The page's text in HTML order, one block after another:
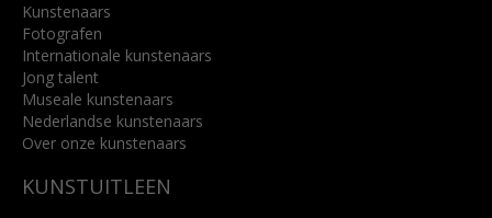
Kunstenaars
Fotografen
Internationale kunstenaars
Jong talent
Museale kunstenaars
Nederlandse kunstenaars
Over onze kunstenaars
KUNSTUITLEEN